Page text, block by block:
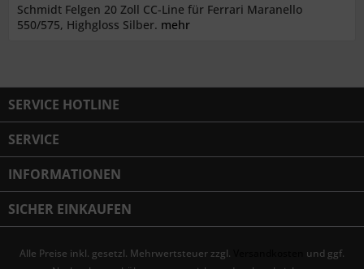
Schmidt Felgen 20 Zoll CC-Line für Ferrari Maranello
550/575, Highgloss Silber. mehr
SERVICE HOTLINE
SERVICE
INFORMATIONEN
SICHER EINKAUFEN
Alle Preise inkl. gesetzl. Mehrwertsteuer zzgl.
und ggf.